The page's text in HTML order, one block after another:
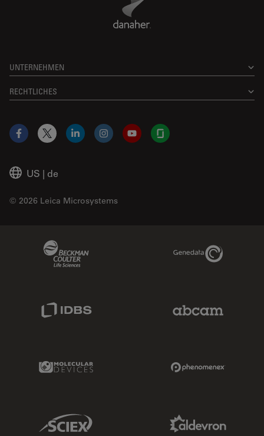
UNTERNEHMEN
RECHTLICHES
US | de
© 2026 Leica Microsystems
Facebook
X LinkedInInstagramYouTubeGlassdoor
Genedata Link
Molecular Devices Link
Sciex Link